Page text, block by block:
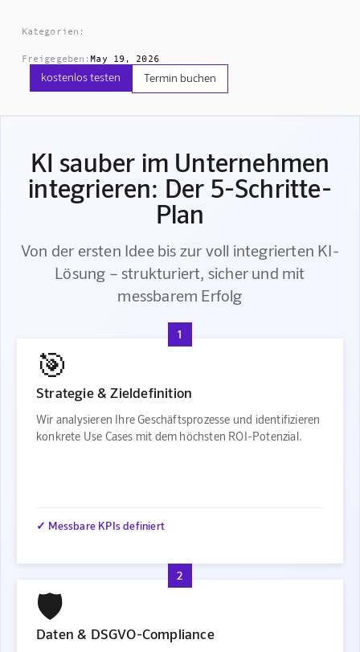
Kategorien:
Freigegeben: May 19, 2026
kostenlos testen Termin buchen
KI sauber im Unternehmen
integrieren: Der 5-Schritte-
Plan
Von der ersten Idee bis zur voll integrierten KI-
Lösung – strukturiert, sicher und mit
messbarem Erfolg
1
🎯
Strategie & Zieldefinition
Wir analysieren Ihre Geschäftsprozesse und identifizieren
konkrete Use Cases mit dem höchsten ROI-Potenzial.
✓ Messbare KPIs definiert
2
🛡️
Daten & DSGVO-Compliance